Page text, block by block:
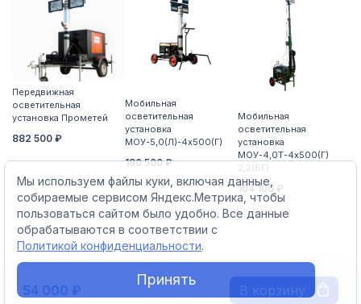
54 000 ₽ В корзину
Передвижная
осветительная
установка Прометей
882 500 ₽
Мобильная
осветительная
установка
МОУ-5,0(Л)-4х500(Г)
180 500 ₽
Мобильная
осветительная
установка
МОУ-4,0Т-4х500(Г)
2,2(БГ)
104 100 ₽
Мы используем файлы куки, включая данные,
собираемые сервисом Яндекс.Метрика, чтобы
пользоваться сайтом было удобно. Все данные
обрабатываются в соответствии с
Политикой конфиденциальности.
Принять